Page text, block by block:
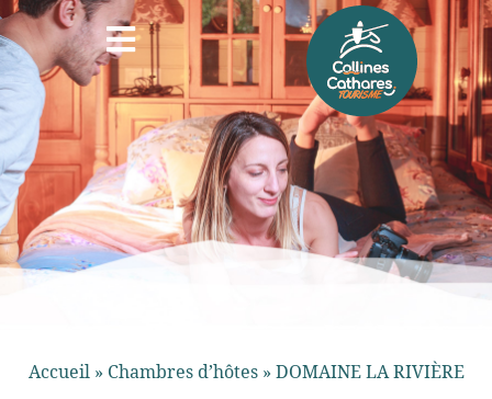
Accueil» Chambres d’hôtes» DOMAINE LA RIVIÈRE